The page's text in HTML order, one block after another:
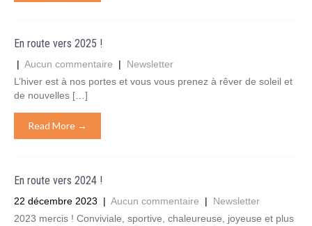
En route vers 2025 !
| Aucun commentaire | Newsletter
L’hiver est à nos portes et vous vous prenez à rêver de soleil et
de nouvelles […]
Read More →
En route vers 2024 !
22 décembre 2023 | Aucun commentaire | Newsletter
2023 mercis ! Conviviale, sportive, chaleureuse, joyeuse et plus